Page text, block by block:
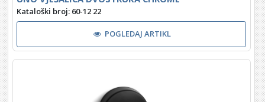
Kataloški broj: 60-12 22
POGLEDAJ ARTIKL